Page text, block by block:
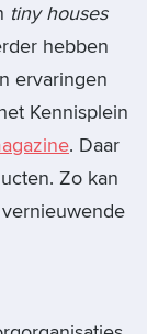
tiny houses
hebben
ervaringen
Kennisplein
. Daar
Zo kan